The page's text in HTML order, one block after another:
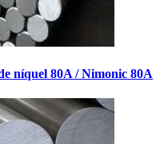
níquel 80A / Nimonic 80A